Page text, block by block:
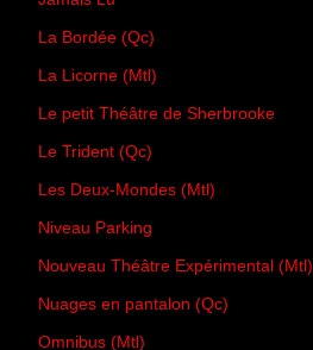
La Bordée (Qc)
La Licorne (Mtl)
Le petit Théâtre de Sherbrooke
Le Trident (Qc)
Les Deux-Mondes (Mtl)
Niveau Parking
Nouveau Théâtre Expérimental (Mtl)
Nuages en pantalon (Qc)
Omnibus (Mtl)